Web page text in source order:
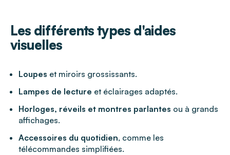
Les différents types d'aides
visuelles
Loupes et miroirs grossissants.
Lampes de lecture et éclairages adaptés.
Horloges, réveils et montres parlantes ou à grands
affichages.
Accessoires du quotidien, comme les
télécommandes simplifiées.